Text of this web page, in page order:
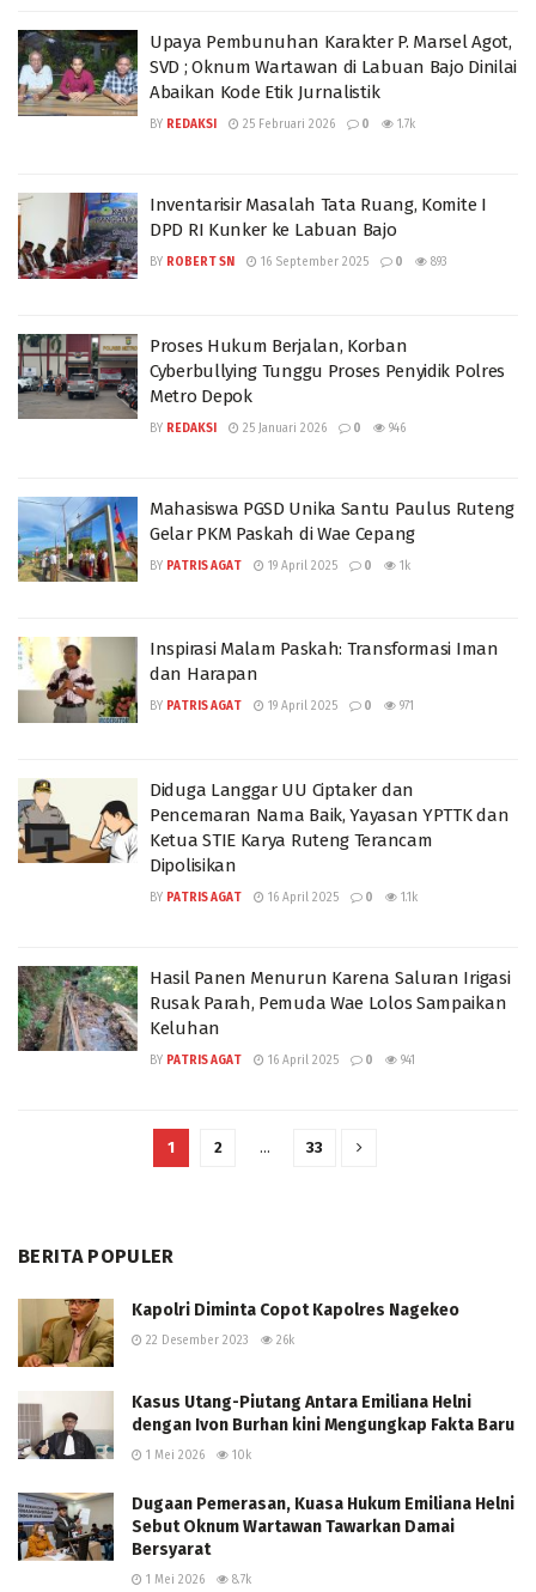
Upaya Pembunuhan Karakter P. Marsel Agot,
SVD ; Oknum Wartawan di Labuan Bajo Dinilai
Abaikan Kode Etik Jurnalistik
BY REDAKSI 25 Februari 2026 0 1.7k
Inventarisir Masalah Tata Ruang, Komite I
DPD RI Kunker ke Labuan Bajo
BY ROBERT SN 16 September 2025 0 893
Proses Hukum Berjalan, Korban
Cyberbullying Tunggu Proses Penyidik Polres
Metro Depok
BY REDAKSI 25 Januari 2026 0 946
Mahasiswa PGSD Unika Santu Paulus Ruteng
Gelar PKM Paskah di Wae Cepang
BY PATRIS AGAT 19 April 2025 0 1k
Inspirasi Malam Paskah: Transformasi Iman
dan Harapan
BY PATRIS AGAT 19 April 2025 0 971
Diduga Langgar UU Ciptaker dan
Pencemaran Nama Baik, Yayasan YPTTK dan
Ketua STIE Karya Ruteng Terancam
Dipolisikan
BY PATRIS AGAT 16 April 2025 0 1.1k
Hasil Panen Menurun Karena Saluran Irigasi
Rusak Parah, Pemuda Wae Lolos Sampaikan
Keluhan
BY PATRIS AGAT 16 April 2025 0 941
1 2 … 33
BERITA POPULER
Kapolri Diminta Copot Kapolres Nagekeo
22 Desember 2023 26k
Kasus Utang-Piutang Antara Emiliana Helni
dengan Ivon Burhan kini Mengungkap Fakta Baru
1 Mei 2026 10k
Dugaan Pemerasan, Kuasa Hukum Emiliana Helni
Sebut Oknum Wartawan Tawarkan Damai
Bersyarat
1 Mei 2026 8.7k